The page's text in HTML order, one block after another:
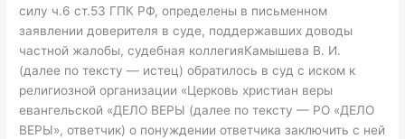
силу ч.6 ст.53 ГПК РФ, определены в письменном
заявлении доверителя в суде, поддержавших доводы
частной жалобы, судебная коллегияКамышева В. И.
(далее по тексту — истец) обратилось в суд с иском к
религиозной организации «Церковь христиан веры
евангельской «ДЕЛО ВЕРЫ (далее по тексту — РО «ДЕЛО
ВЕРЫ», ответчик) о понуждении ответчика заключить с ней